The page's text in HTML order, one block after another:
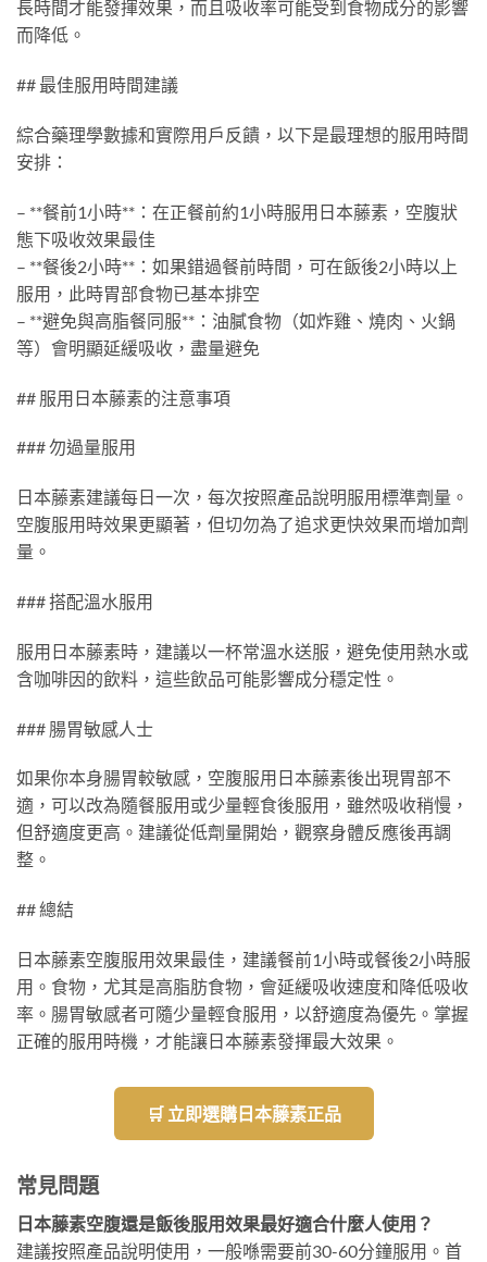
長時間才能發揮效果，而且吸收率可能受到食物成分的影響
而降低。
## 最佳服用時間建議
綜合藥理學數據和實際用戶反饋，以下是最理想的服用時間
安排：
– **餐前1小時**：在正餐前約1小時服用日本藤素，空腹狀
態下吸收效果最佳
– **餐後2小時**：如果錯過餐前時間，可在飯後2小時以上
服用，此時胃部食物已基本排空
– **避免與高脂餐同服**：油膩食物（如炸雞、燒肉、火鍋
等）會明顯延緩吸收，盡量避免
## 服用日本藤素的注意事項
### 勿過量服用
日本藤素建議每日一次，每次按照產品說明服用標準劑量。
空腹服用時效果更顯著，但切勿為了追求更快效果而增加劑
量。
### 搭配溫水服用
服用日本藤素時，建議以一杯常溫水送服，避免使用熱水或
含咖啡因的飲料，這些飲品可能影響成分穩定性。
### 腸胃敏感人士
如果你本身腸胃較敏感，空腹服用日本藤素後出現胃部不
適，可以改為隨餐服用或少量輕食後服用，雖然吸收稍慢，
但舒適度更高。建議從低劑量開始，觀察身體反應後再調
整。
## 總結
日本藤素空腹服用效果最佳，建議餐前1小時或餐後2小時服
用。食物，尤其是高脂肪食物，會延緩吸收速度和降低吸收
率。腸胃敏感者可隨少量輕食服用，以舒適度為優先。掌握
正確的服用時機，才能讓日本藤素發揮最大效果。
🛒 立即選購日本藤素正品
常見問題
日本藤素空腹還是飯後服用效果最好適合什麼人使用？
建議按照產品說明使用，一般喺需要前30-60分鐘服用。首